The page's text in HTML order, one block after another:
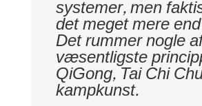
systemer, men
det meget mere
Det rummer nogle
væsentligste
QiGong, Tai Chi
kampkunst.